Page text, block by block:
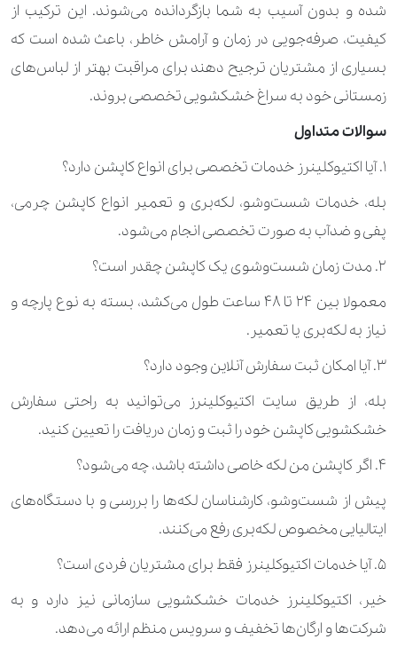
کفش (کتانی و ساده) 630.000 تومان
کفش چرم زنانه و مردانه
نیم بوت
شده و بدون آسیب به شما بازگردانده می‌شوند. این ترکیب از
کیفیت، صرفه‌جویی در زمان و آرامش خاطر، باعث شده است که
بسیاری از مشتریان ترجیح دهند برای مراقبت بهتر از لباس‌های
زمستانی خود به سراغ خشکشویی تخصصی بروند.
سوالات متداول
۱. آیا اکتیوکلینرز خدمات تخصصی برای انواع کاپشن دارد؟
بله، خدمات شست‌وشو، لکه‌بری و تعمیر انواع کاپشن چرمی،
پفی و ضدآب به‌ صورت تخصصی انجام می‌شود.
۲. مدت زمان شست‌وشوی یک کاپشن چقدر است؟
معمولا بین ۲۴ تا ۴۸ ساعت طول می‌کشد، بسته به نوع پارچه و
نیاز به لکه‌بری یا تعمیر.
۳. آیا امکان ثبت سفارش آنلاین وجود دارد؟
بله، از طریق سایت اکتیوکلینرز می‌توانید به ‌راحتی سفارش
خشکشویی کاپشن خود را ثبت و زمان دریافت را تعیین کنید.
۴. اگر کاپشن من لکه خاصی داشته باشد، چه می‌شود؟
پیش از شست‌وشو، کارشناسان لکه‌ها را بررسی و با دستگاه‌های
ایتالیایی مخصوص لکه‌بری رفع می‌کنند.
۵. آیا خدمات اکتیوکلینرز فقط برای مشتریان فردی است؟
خیر، اکتیوکلینرز خدمات خشکشویی سازمانی نیز دارد و به
شرکت‌ها و ارگان‌ها تخفیف و سرویس منظم ارائه می‌دهد.